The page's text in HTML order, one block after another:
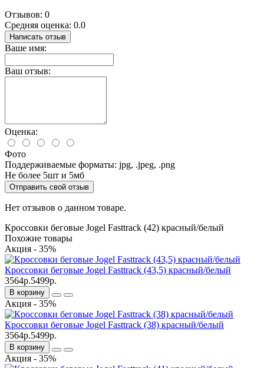
Отзывов: 0
Средняя оценка: 0.0
Написать отзыв
Ваше имя:
Ваш отзыв:
Оценка:
Фото
Поддерживаемые форматы: jpg, .jpeg, .png
Не более 5шт и 5мб
Отправить свой отзыв
Нет отзывов о данном товаре.
Кроссовки беговые Jogel Fasttrack (42) красный/белый
Похожие товары
Акция - 35%
Кроссовки беговые Jogel Fasttrack (43,5) красный/белый
3564р.5499р.
В корзину
Акция - 35%
Кроссовки беговые Jogel Fasttrack (38) красный/белый
3564р.5499р.
В корзину
Акция - 35%